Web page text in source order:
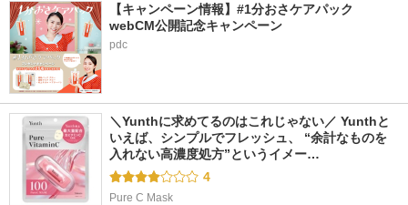
【キャンペーン情報】#1分おさケアパック
webCM公開記念キャンペーン
pdc
＼Yunthに求めてるのはこれじゃない／ Yunthと
いえば、シンプルでフレッシュ、 “余計なものを
入れない高濃度処方”というイメー…
4
Pure C Mask